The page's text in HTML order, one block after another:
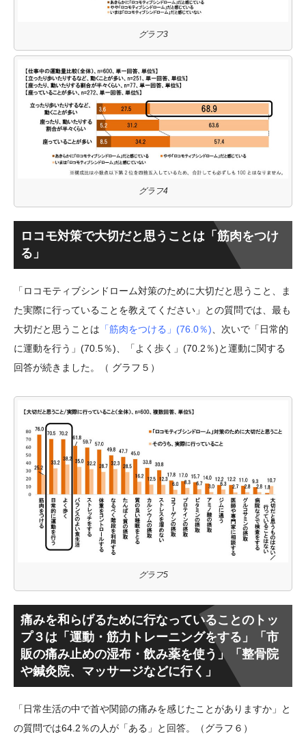
グラフ3
グラフ4
ロコモ対策で大切だと思うことは「筋肉をつけ
る」
「ロコモティブシンドローム対策のために大切だと思うこと、ま
た実際に行っていることを教えてください」との質問では、最も
大切だと思うことは 「筋肉をつける」(76.0％) 、次いで「日常的
に運動を行う」(70.5％)、「よく歩く」(70.2％)と運動に関する
回答が続きました。（ グラフ５）
グラフ5
痛みを和らげるために行なっていることのトッ
プ３は「運動・筋力トレーニングをする」「市
販の痛み止めの湿布・飲み薬を使う」「整骨院
や鍼灸院、マッサージなどに行く」
「日常生活の中で首や関節の痛みを感じたことがありますか」と
の質問では64.2％の人が「ある」と回答。（グラフ６）